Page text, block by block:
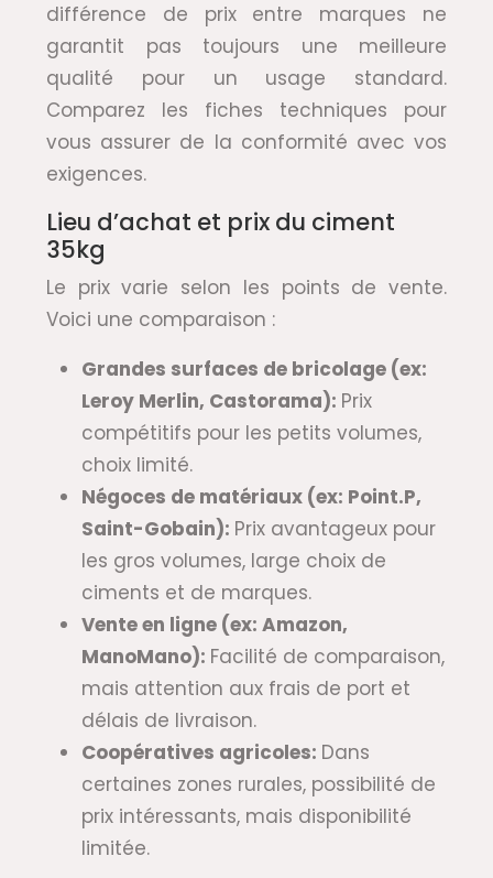
différence de prix entre marques ne
garantit pas toujours une meilleure
qualité pour un usage standard.
Comparez les fiches techniques pour
vous assurer de la conformité avec vos
exigences.
Lieu d’achat et prix du ciment
35kg
Le prix varie selon les points de vente.
Voici une comparaison :
Grandes surfaces de bricolage (ex:
Leroy Merlin, Castorama): Prix
compétitifs pour les petits volumes,
choix limité.
Négoces de matériaux (ex: Point.P,
Saint-Gobain): Prix avantageux pour
les gros volumes, large choix de
ciments et de marques.
Vente en ligne (ex: Amazon,
ManoMano): Facilité de comparaison,
mais attention aux frais de port et
délais de livraison.
Coopératives agricoles: Dans
certaines zones rurales, possibilité de
prix intéressants, mais disponibilité
limitée.